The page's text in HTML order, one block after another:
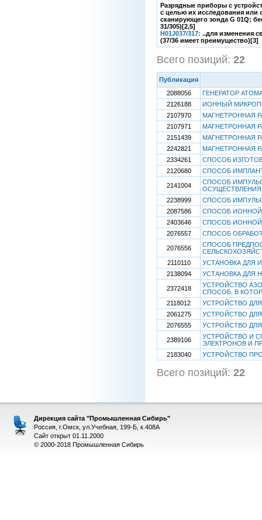
Разрядные приборы с
с целью их исследования или
сканирующего зонда G 01Q;
31/305)[2,5]
H01J037/317: ..для изменения
(37/36 имеет преимущество)[3]
Всего позиций: 22
Публикация
2088056
ГЕНЕРАТОР
2126188
ИОННЫЙ
2107970
МАГНЕТРОННАЯ
2107971
МАГНЕТРОННАЯ
2151439
МАГНЕТРОННАЯ
2242821
МАГНЕТРОННАЯ
2334261
СПОСОБ
2120680
СПОСОБ
2141004
СПОСОБ
ОСУЩЕСТВЛЕНИЯ
2238999
СПОСОБ
2087586
СПОСОБ
2403646
СПОСОБ
2076557
СПОСОБ
2076556
СПОСОБ
2110110
УСТАНОВКА ДЛЯ
2138094
УСТАНОВКА ДЛЯ
2372418
УСТРОЙСТВО
СПОСОБ, В
2118012
УСТРОЙСТВО
2061275
УСТРОЙСТВО
2076555
УСТРОЙСТВО
2389106
УСТРОЙСТВО И
ЭЛЕКТРОНОВ И
2183040
УСТРОЙСТВО
Всего позиций: 22
Дирекция сайта "Промышленная Сибирь"
Россия, г.Омск, ул.Учебная, 199-Б, к.408А
Сайт открыт 01.11.2000
© 2000-2018 Промышленная Сибирь